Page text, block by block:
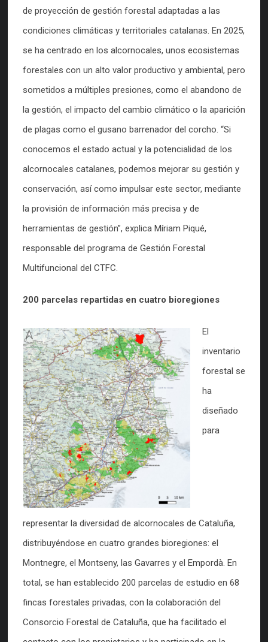
de proyección de gestión forestal adaptadas a las
condiciones climáticas y territoriales catalanas. En 2025,
se ha centrado en los alcornocales, unos ecosistemas
forestales con un alto valor productivo y ambiental, pero
sometidos a múltiples presiones, como el abandono de
la gestión, el impacto del cambio climático o la aparición
de plagas como el gusano barrenador del corcho. “Si
conocemos el estado actual y la potencialidad de los
alcornocales catalanes, podemos mejorar su gestión y
conservación, así como impulsar este sector, mediante
la provisión de información más precisa y de
herramientas de gestión”, explica Míriam Piqué,
responsable del programa de Gestión Forestal
Multifuncional del CTFC.
200 parcelas repartidas en cuatro bioregiones
El
inventario
forestal se
ha
diseñado
para
representar la diversidad de alcornocales de Cataluña,
distribuyéndose en cuatro grandes bioregiones: el
Montnegre, el Montseny, las Gavarres y el Empordà. En
total, se han establecido 200 parcelas de estudio en 68
fincas forestales privadas, con la colaboración del
Consorcio Forestal de Cataluña, que ha facilitado el